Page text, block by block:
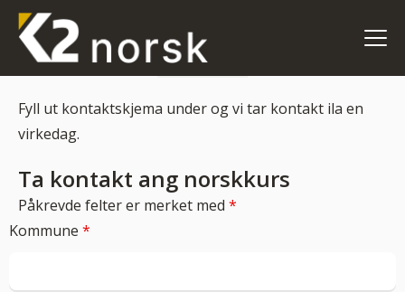
Fyll ut kontaktskjema under og vi tar kontakt ila en
virkedag.
Ta kontakt ang norskkurs
Påkrevde felter er merket med *
Kommune *